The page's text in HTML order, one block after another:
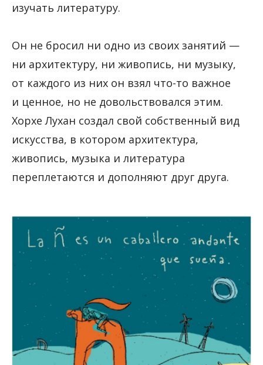
изучать литературу.
Он не бросил ни одно из своих занятий —
ни архитектуру, ни живопись, ни музыку,
от каждого из них он взял что-то важное
и ценное, но не довольствовался этим.
Хорхе Лухан создал свой собственный вид
искусства, в котором архитектура,
живопись, музыка и литература
переплетаются и дополняют друг друга.